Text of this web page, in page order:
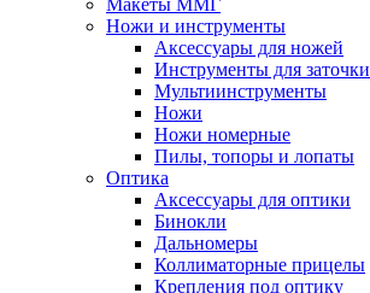
Макеты ММГ
Ножи и инструменты
Аксессуары для ножей
Инструменты для заточки
Мультиинструменты
Ножи
Ножи номерные
Пилы, топоры и лопаты
Оптика
Аксессуары для оптики
Бинокли
Дальномеры
Коллиматорные прицелы
Крепления под оптику